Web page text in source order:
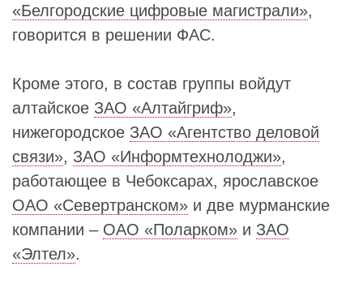
«Белгородские цифровые магистрали»,
говорится в решении ФАС.
Кроме этого, в состав группы войдут
алтайское ЗАО «Алтайгриф»,
нижегородское ЗАО «Агентство деловой
связи», ЗАО «Информтехнолоджи»,
работающее в Чебоксарах, ярославское
ОАО «Севертранском» и две мурманские
компании – ОАО «Поларком» и ЗАО
«Элтел».